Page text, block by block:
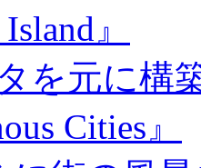
』
を元に構
Cities』